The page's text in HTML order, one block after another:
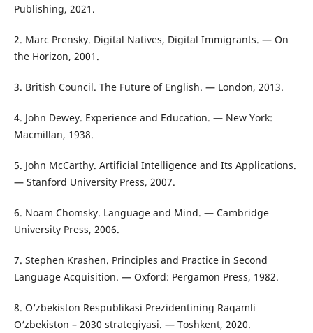
Publishing, 2021.
2. Marc Prensky. Digital Natives, Digital Immigrants. — On
the Horizon, 2001.
3. British Council. The Future of English. — London, 2013.
4. John Dewey. Experience and Education. — New York:
Macmillan, 1938.
5. John McCarthy. Artificial Intelligence and Its Applications.
— Stanford University Press, 2007.
6. Noam Chomsky. Language and Mind. — Cambridge
University Press, 2006.
7. Stephen Krashen. Principles and Practice in Second
Language Acquisition. — Oxford: Pergamon Press, 1982.
8. O‘zbekiston Respublikasi Prezidentining Raqamli
O‘zbekiston – 2030 strategiyasi. — Toshkent, 2020.